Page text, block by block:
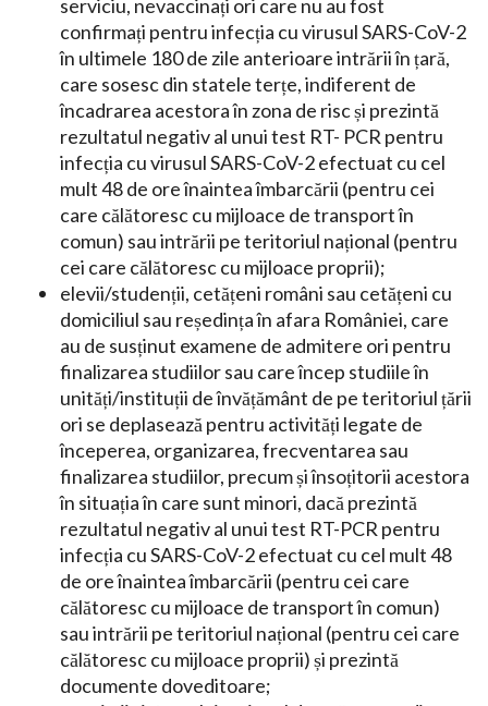
serviciu, nevaccinați ori care nu au fost
confirmați pentru infecția cu virusul SARS-CoV-2
în ultimele 180 de zile anterioare intrării în țară,
care sosesc din statele terțe, indiferent de
încadrarea acestora în zona de risc și prezintă
rezultatul negativ al unui test RT- PCR pentru
infecția cu virusul SARS-CoV-2 efectuat cu cel
mult 48 de ore înaintea îmbarcării (pentru cei
care călătoresc cu mijloace de transport în
comun) sau intrării pe teritoriul național (pentru
cei care călătoresc cu mijloace proprii);
elevii/studenții, cetățeni români sau cetățeni cu
domiciliul sau reședința în afara României, care
au de susținut examene de admitere ori pentru
finalizarea studiilor sau care încep studiile în
unități/instituții de învățământ de pe teritoriul țării
ori se deplasează pentru activități legate de
începerea, organizarea, frecventarea sau
finalizarea studiilor, precum și însoțitorii acestora
în situația în care sunt minori, dacă prezintă
rezultatul negativ al unui test RT-PCR pentru
infecția cu SARS-CoV-2 efectuat cu cel mult 48
de ore înaintea îmbarcării (pentru cei care
călătoresc cu mijloace de transport în comun)
sau intrării pe teritoriul național (pentru cei care
călătoresc cu mijloace proprii) și prezintă
documente doveditoare;